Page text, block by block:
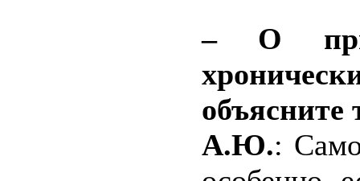
– О
объясните
А.Ю.: